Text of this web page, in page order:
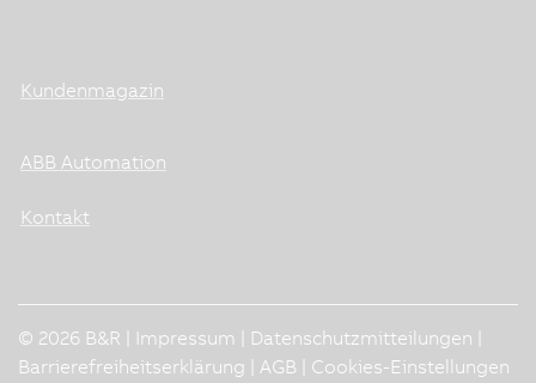
Kundenmagazin
ABB Automation
Kontakt
© 2026 B&R | Impressum Datenschutzmitteilungen
Barrierefreiheitserklärung
AGB Cookies-Einstellungen